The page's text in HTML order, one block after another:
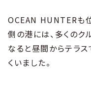
OCEAN HUNTERも
側の港には、多くのク
なると昼間からテラ
くいました。